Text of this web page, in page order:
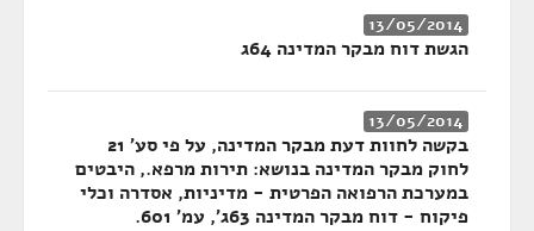
13/05/2014
הגשת דוח מבקר המדינה 64ג
13/05/2014
בקשה לחוות דעת מבקר המדינה, על פי סע' 21
לחוק מבקר המדינה בנושא: תירות מרפא., היבטים
במערכת הרפואה הפרטית - מדיניות, אסדרה וכלי
פיקוח - דוח מבקר המדינה 63ג', עמ' 601.